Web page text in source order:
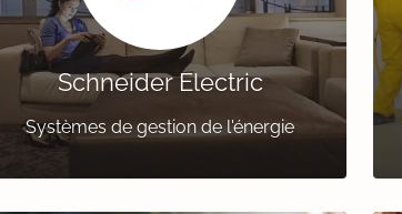
Schneider Electric
Systèmes de gestion de l'énergie